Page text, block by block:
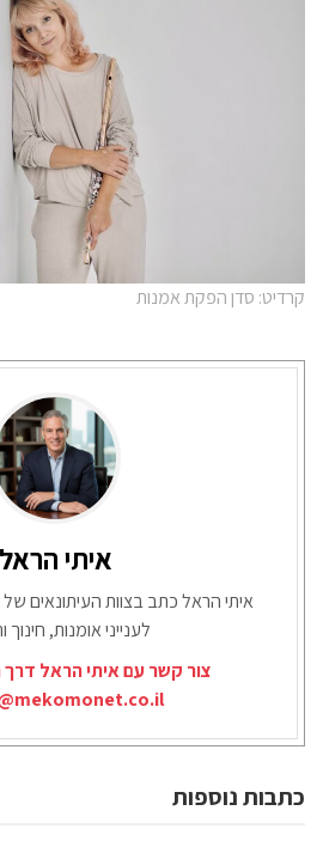
קרדיט: סדן הפקת אמנות
איתי הראל
איתי הראל כתב בצוות העיתונאים
לענייני אומנות, חינוך
צור קשר עם איתי הראל דרך
כתבות נוספות